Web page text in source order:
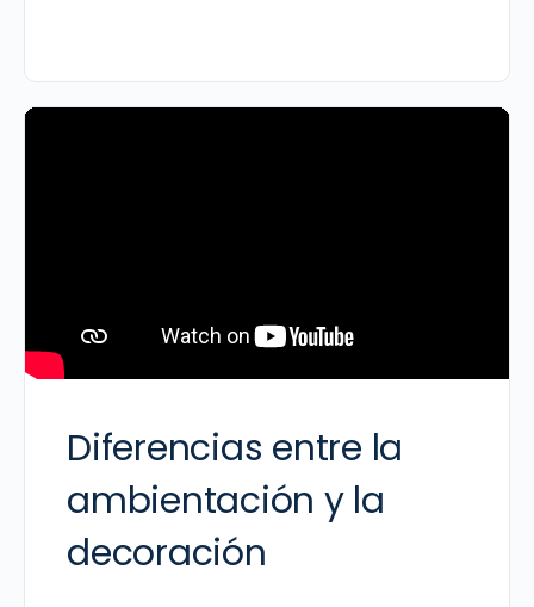
Diferencias entre la
ambientación y la
decoración